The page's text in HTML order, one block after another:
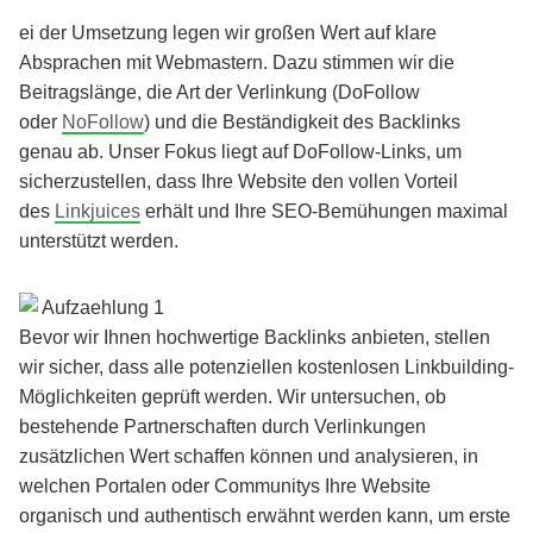
Auswahl einer thematisch verwandten Seite
Unauffällige Domain-Historie ohne
problematische Änderungen
Keine ausgehenden Links zu unseriösen
Umfeldern
Gesundes Verhältnis zwischen Anzahl der Seiten
und ausgehenden Links
ei der Umsetzung legen wir großen Wert auf klare
Absprachen mit Webmastern. Dazu stimmen wir die
Beitragslänge, die Art der Verlinkung (DoFollow
oder NoFollow) und die Beständigkeit des Backlinks
genau ab. Unser Fokus liegt auf DoFollow-Links, um
sicherzustellen, dass Ihre Website den vollen Vorteil
des Linkjuices erhält und Ihre SEO-Bemühungen maximal
unterstützt werden.
Bevor wir Ihnen hochwertige Backlinks anbieten, stellen
wir sicher, dass alle potenziellen kostenlosen Linkbuilding-
Möglichkeiten geprüft werden. Wir untersuchen, ob
bestehende Partnerschaften durch Verlinkungen
zusätzlichen Wert schaffen können und analysieren, in
welchen Portalen oder Communitys Ihre Website
organisch und authentisch erwähnt werden kann, um erste